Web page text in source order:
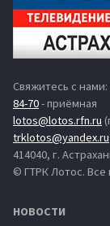
Свяжитесь с нами:
84-70- приёмная
lotos@lotos.rfn.ru
trklotos@yandex.ru
414040, г.
© ГТРК Лотос.
НОВОСТИ